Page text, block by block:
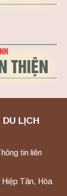
LỊCH
tin liên
Tân, Hòa